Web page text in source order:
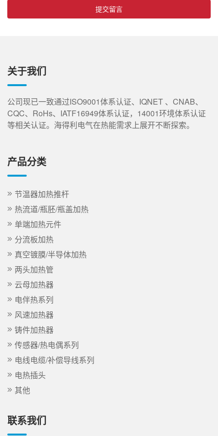
提交留言
关于我们
公司现已一致通过ISO9001体系认证、IQNET 、CNAB、
CQC、RoHs、IATF16949体系认证，14001环境体系认证
等相关认证。海得利电气在热能需求上展开不断探索。
产品分类
节温器加热推杆
热流道/瓶胚/瓶盖加热
单端加热元件
分流板加热
真空镀膜/半导体加热
两头加热管
云母加热器
电伴热系列
风速加热器
铸件加热器
传感器/热电偶系列
电线电缆/补偿导线系列
电热插头
其他
联系我们